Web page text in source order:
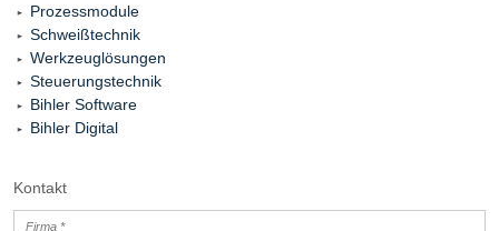
Prozessmodule
Schweißtechnik
Werkzeuglösungen
Steuerungstechnik
Bihler Software
Bihler Digital
Kontakt